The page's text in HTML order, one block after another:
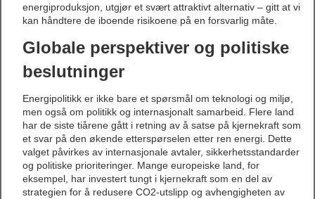
energiproduksjon, utgjør et svært attraktivt alternativ – gitt at vi
kan håndtere de iboende risikoene på en forsvarlig måte.
Globale perspektiver og politiske
beslutninger
Energipolitikk er ikke bare et spørsmål om teknologi og miljø,
men også om politikk og internasjonalt samarbeid. Flere land
har de siste tiårene gått i retning av å satse på kjernekraft som
et svar på den økende etterspørselen etter ren energi. Dette
valget påvirkes av internasjonale avtaler, sikkerhetsstandarder
og politiske prioriteringer. Mange europeiske land, for
eksempel, har investert tungt i kjernekraft som en del av
strategien for å redusere CO2-utslipp og avhengigheten av